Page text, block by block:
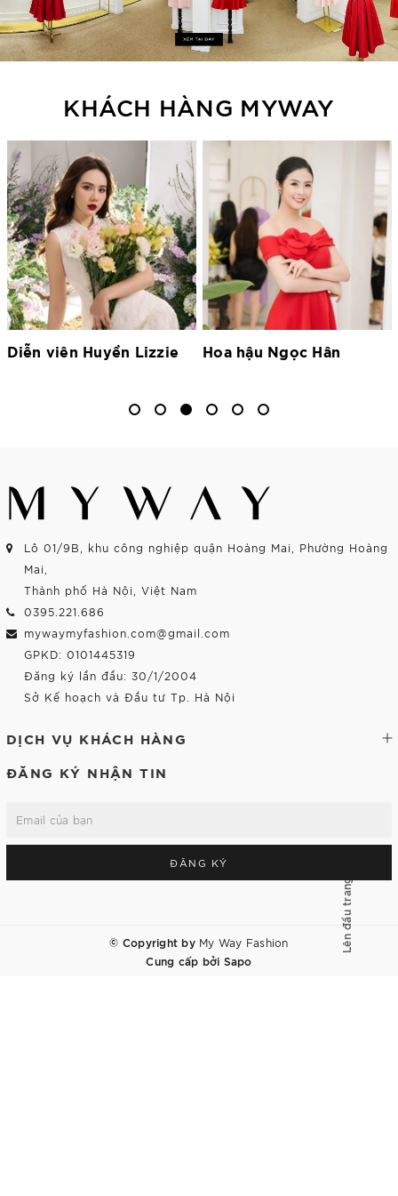
KHÁCH HÀNG MYWAY
Hoa hậu Ngọc Hân
Hoa hậu Lương Thùy
Lô 01/9B, khu công nghiệp quận Hoàng Mai, Phường Hoàng
Mai,
Thành phố Hà Nội, Việt Nam
0395.221.686
mywaymyfashion.com@gmail.com
GPKD: 0101445319
Đăng ký lần đầu: 30/1/2004
Sở Kế hoạch và Đầu tư Tp. Hà Nội
DỊCH VỤ KHÁCH HÀNG
ĐĂNG KÝ NHẬN TIN
ĐĂNG KÝ
© Copyright by My Way Fashion
Cung cấp bởi Sapo
Lên đầu trang